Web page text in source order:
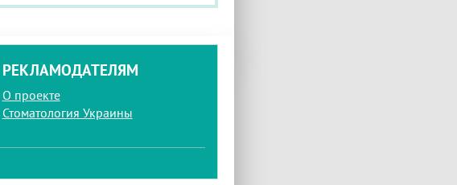
РЕКЛАМОДАТЕЛЯМ
О проекте
Стоматология Украины